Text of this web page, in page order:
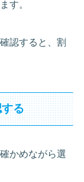
す。
認すると、割
る
かめながら選